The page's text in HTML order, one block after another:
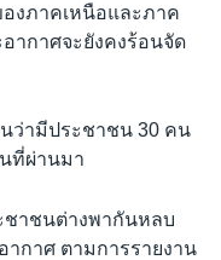
งภาคเหนือและภาค
อากาศจะยังคงร้อนจัด
ว่ามีประชาชน 30 คน
ที่ผ่านมา
ชาชนต่างพากันหลบ
กาศ ตามการรายงาน